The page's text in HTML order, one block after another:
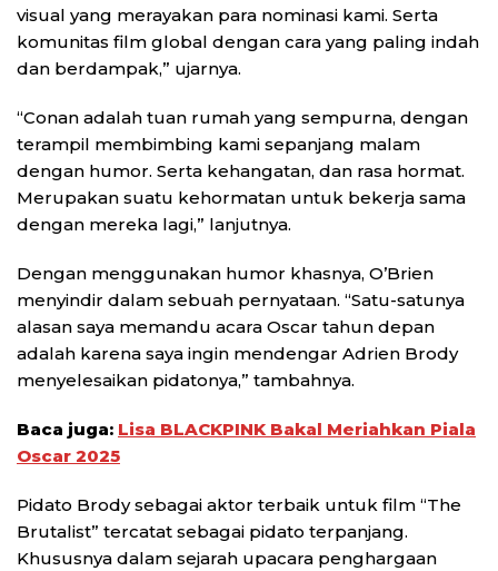
visual yang merayakan para nominasi kami. Serta
komunitas film global dengan cara yang paling indah
dan berdampak,” ujarnya.
“Conan adalah tuan rumah yang sempurna, dengan
terampil membimbing kami sepanjang malam
dengan humor. Serta kehangatan, dan rasa hormat.
Merupakan suatu kehormatan untuk bekerja sama
dengan mereka lagi,” lanjutnya.
Dengan menggunakan humor khasnya, O’Brien
menyindir dalam sebuah pernyataan. “Satu-satunya
alasan saya memandu acara Oscar tahun depan
adalah karena saya ingin mendengar Adrien Brody
menyelesaikan pidatonya,” tambahnya.
Baca juga: Lisa BLACKPINK Bakal Meriahkan Piala
Oscar 2025
Pidato Brody sebagai aktor terbaik untuk film “The
Brutalist” tercatat sebagai pidato terpanjang.
Khususnya dalam sejarah upacara penghargaan